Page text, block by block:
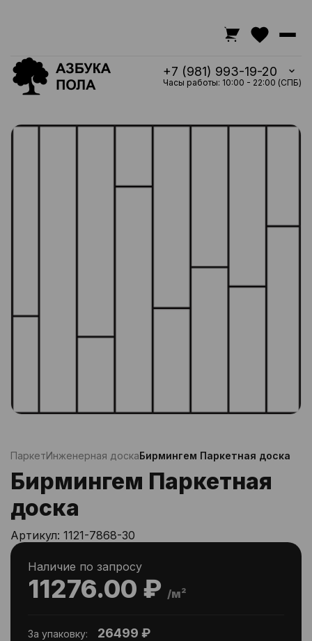
+7 (981) 993-19-20
Часы работы: 10:00 - 22:00 (СПБ)
ПаркетИнженерная доскаБирмингем Паркетная доска
Бирмингем Паркетная
доска
Артикул: 1121-7868-30
11276.00 ₽ /м²
Наличие по запросу
За упаковку: 26499 ₽